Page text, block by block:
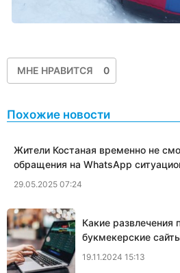
МНЕ НРАВИТСЯ 0
Похожие новости
Жители Костаная временно не
обращения на WhatsApp
29.05.2025 07:24
Какие развлечения
букмекерские
19.11.2024 15:13